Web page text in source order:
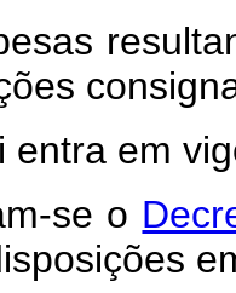
entra em
se o